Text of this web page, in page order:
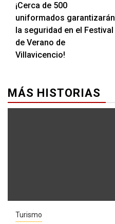
¡Cerca de 500
uniformados garantizarán
la seguridad en el Festival
de Verano de
Villavicencio!
MÁS HISTORIAS
Turismo